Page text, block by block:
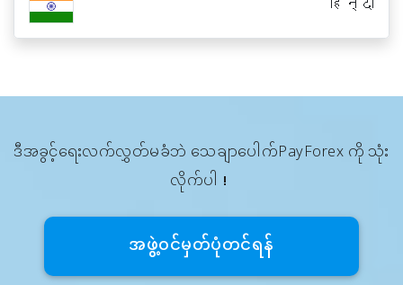
ဒီအခွင့်ရေးလက်လွှတ်မခံဘဲ သေချာပေါက်PayForex ကို သုံး
လိုက်ပါ！
အဖွဲ့၀င်မှတ်ပုံတင်ရန်